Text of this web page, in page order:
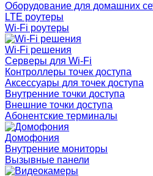
Оборудование для домашних
LTE роутеры
Wi-Fi роутеры
Wi-Fi решения
Серверы для Wi-Fi
Контроллеры точек доступа
Аксессуары для точек доступа
Внутренние точки доступа
Внешние точки доступа
Абонентские терминалы
Домофония
Внутренние мониторы
Вызывные панели